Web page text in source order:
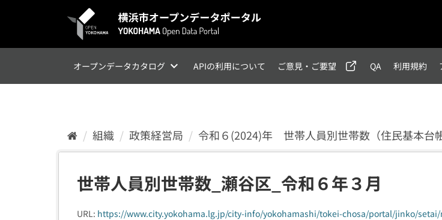
オープンデータカタログ APIの利用について ご意見・ご要望 QA 利用規約
組織 政策経営局 令和６(2024)年 世帯人員別世帯数（住民基本台帳
世帯人員別世帯数_瀬谷区_令和６年３月
URL: https://www.city.yokohama.lg.jp/city-info/yokohamashi/tokei-chosa/portal/jinko/setai/